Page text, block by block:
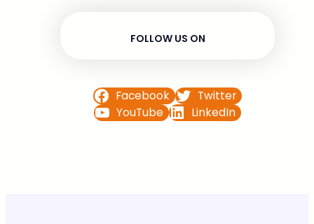
FOLLOW US ON
Facebook
Twitter
YouTube
LinkedIn